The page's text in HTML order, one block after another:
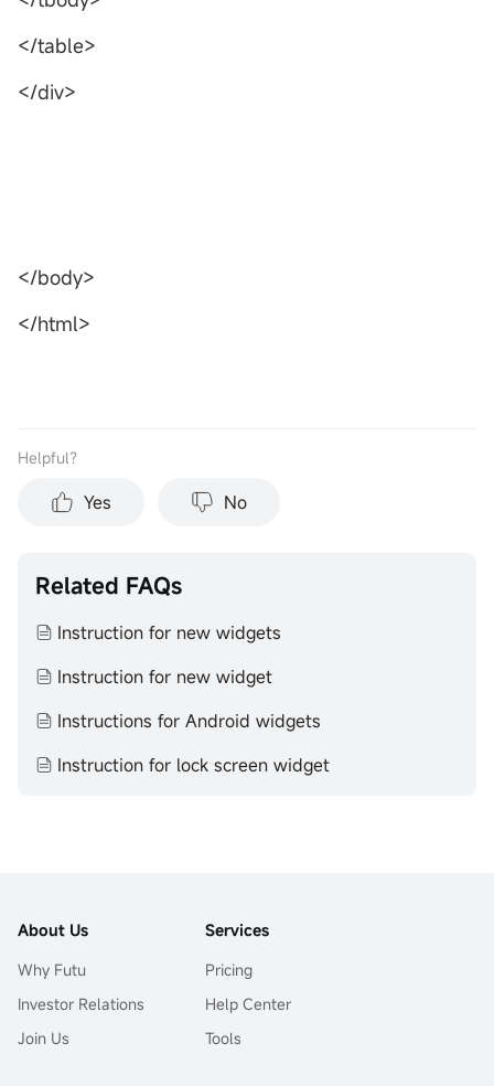
</table>
</div>
</body>
</html>
Helpful？
Yes No
Related FAQs
Instruction for new widgets
Instruction for new widget
Instructions for Android widgets
Instruction for lock screen widget
About Us
Why Futu
Investor Relations
Join Us
Services
Pricing
Help Center
Tools